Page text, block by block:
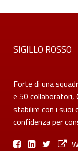
SIGILLO ROSSO
Forte di una
e 50 collaboratori,
stabilire con i suoi
confidenza per